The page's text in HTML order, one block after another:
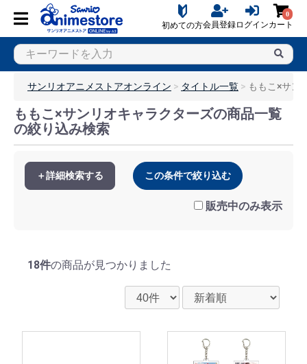
初めての方会員登録ログイン
0
カート
サンリオアニメストアオンライン タイトル一覧 ももこ×サン
ももこ×サンリオキャラクターズの商品一覧
の絞り込み検索
＋詳細検索する この条件で絞り込む
販売中のみ表示
18件の商品が見つかりました